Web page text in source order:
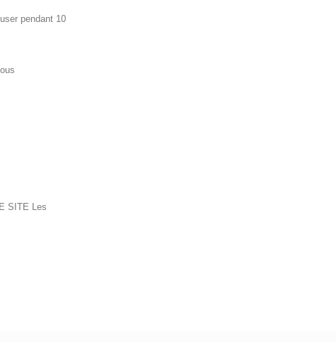
pendant 10
SITE Les